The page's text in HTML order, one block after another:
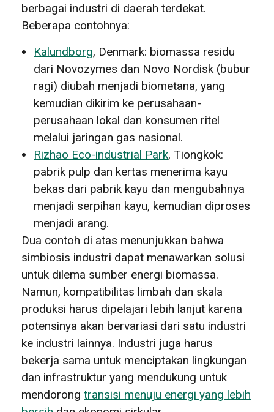
berbagai industri di daerah terdekat.
Beberapa contohnya:
Kalundborg, Denmark: biomassa residu
dari Novozymes dan Novo Nordisk (bubur
ragi) diubah menjadi biometana, yang
kemudian dikirim ke perusahaan-
perusahaan lokal dan konsumen ritel
melalui jaringan gas nasional.
Rizhao Eco-industrial Park, Tiongkok:
pabrik pulp dan kertas menerima kayu
bekas dari pabrik kayu dan mengubahnya
menjadi serpihan kayu, kemudian diproses
menjadi arang.
Dua contoh di atas menunjukkan bahwa
simbiosis industri dapat menawarkan solusi
untuk dilema sumber energi biomassa.
Namun, kompatibilitas limbah dan skala
produksi harus dipelajari lebih lanjut karena
potensinya akan bervariasi dari satu industri
ke industri lainnya. Industri juga harus
bekerja sama untuk menciptakan lingkungan
dan infrastruktur yang mendukung untuk
mendorong transisi menuju energi yang lebih